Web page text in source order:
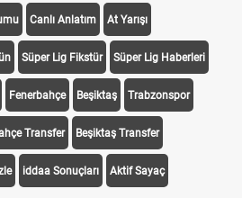
Canlı Anlatım At Yarışı
Süper Lig Fikstür Süper Lig Haberleri
Fenerbahçe Beşiktaş Trabzonspor
Transfer Beşiktaş Transfer
iddaa Sonuçları Aktif Sayaç